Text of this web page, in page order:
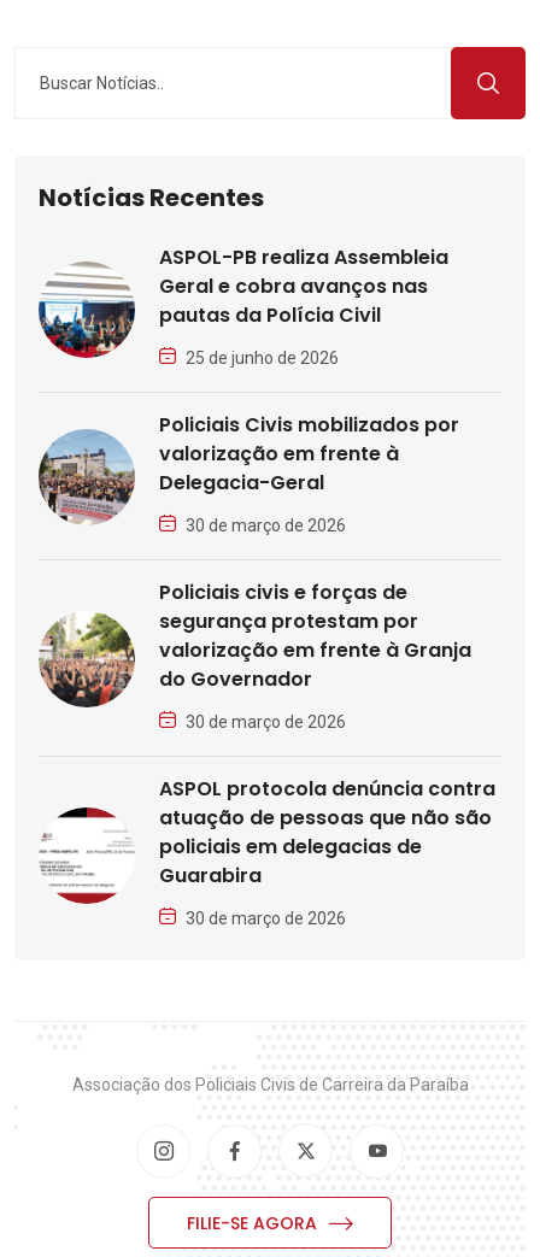
Notícias Recentes
ASPOL-PB realiza Assembleia
Geral e cobra avanços nas
pautas da Polícia Civil
25 de junho de 2026
Policiais Civis mobilizados por
valorização em frente à
Delegacia-Geral
30 de março de 2026
Policiais civis e forças de
segurança protestam por
valorização em frente à Granja
do Governador
30 de março de 2026
ASPOL protocola denúncia contra
atuação de pessoas que não são
policiais em delegacias de
Guarabira
30 de março de 2026
Associação dos Policiais Civis de Carreira da Paraíba
FILIE-SE AGORA